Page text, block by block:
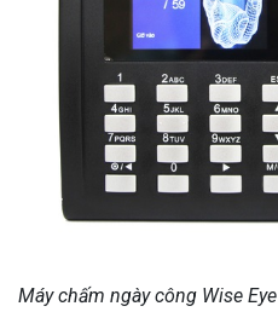
Máy chấm ngày công Wise Eye